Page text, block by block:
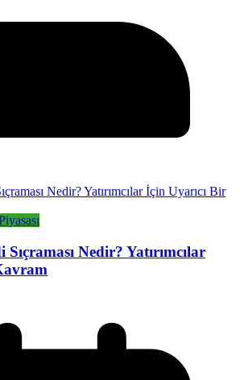
Nedir? Yatırımcılar